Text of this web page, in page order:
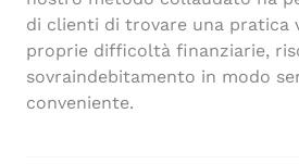
di clienti di trovare una pratica
proprie difficoltà finanziarie,
sovraindebitamento in modo
conveniente.